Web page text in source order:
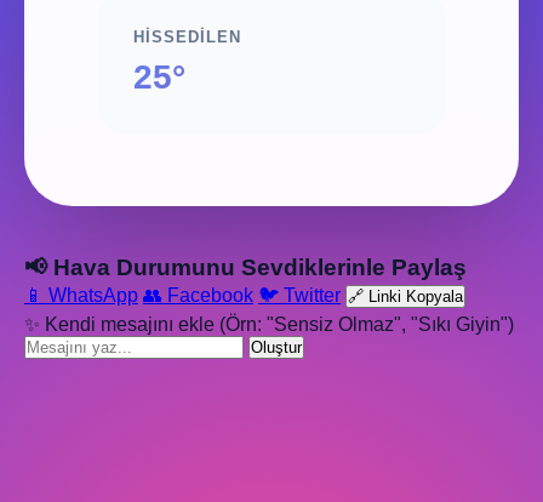
HISSEDILEN
25°
📢 Hava Durumunu Sevdiklerinle Paylaş
📱 WhatsApp 👥 Facebook 🐦 Twitter 🔗 Linki Kopyala
✨ Kendi mesajını ekle (Örn: "Sensiz Olmaz", "Sıkı Giyin")
Oluştur